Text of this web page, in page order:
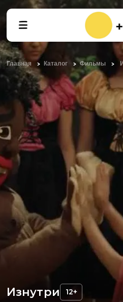
Главная Каталог Фильмы
Изнутри 12+